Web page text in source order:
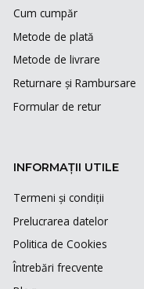
Cum cumpăr
Metode de plată
Metode de livrare
Returnare și Rambursare
Formular de retur
INFORMAȚII UTILE
Termeni și condiții
Prelucrarea datelor
Politica de Cookies
Întrebări frecvente